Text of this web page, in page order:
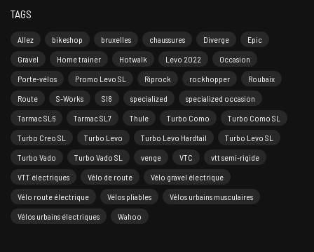
TAGS
Allez bikeshop bruxelles chaussures Diverge
Epic
Gravel
Home trainer Hotwalk Levo 2022
Occasion
Porte-vélos
Promo Levo SL Riprock rockhopper
Roubaix
Route
S-Works Sl8 specialized
specialized occasion
Tarmac SL6
Tarmac SL7 Thule Turbo Como
Turbo Como SL
Turbo Creo SL
Turbo Levo Turbo Levo Hardtail
Turbo Levo SL
Turbo Vado
Turbo Vado SL venge VTC
vtt semi-rigide
VTT électriques
Vélo de route
Vélo gravel électrique
Vélo route électrique
Vélos pliables
Vélos urbains musculaires
Vélos urbains électriques
Wahoo